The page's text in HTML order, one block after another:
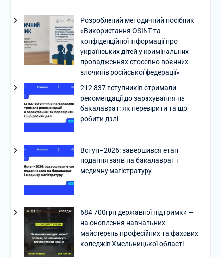
Розроблений методичний посібник
«Використання OSINT та
конфіденційної інформації про
українських дітей у кримінальних
провадженнях стосовно воєнних
злочинів російської федерації»
212 837 вступників отримали
рекомендації до зарахування на
бакалаврат: як перевірити та що
робити далі
Вступ–2026: завершився етап
подання заяв на бакалаврат і
медичну магістратуру
684 700грн державної підтримки —
на оновлення навчальних
майстерень професійних та фахових
коледжів Хмельницької області